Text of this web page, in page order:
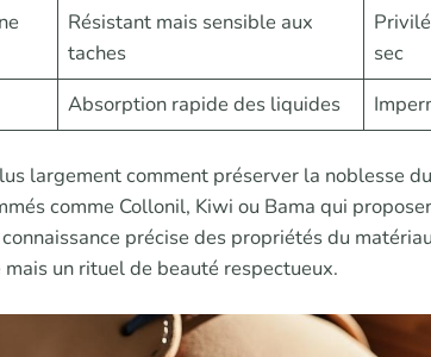
Résistant mais sensible aux
taches
sec
Absorption rapide des liquides
largement comment préserver la noblesse
comme Collonil, Kiwi ou Bama qui
précise des propriétés du
mais un rituel de beauté respectueux.